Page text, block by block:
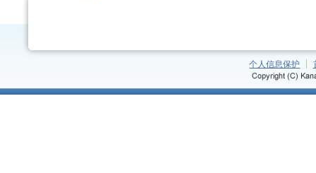
个人信息保护